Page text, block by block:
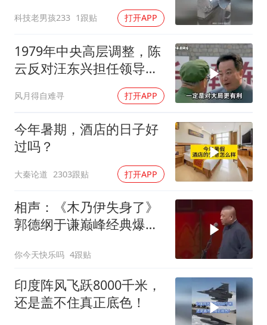
科技老男孩233 1跟贴 打开APP
1979年中央高层调整，陈
云反对汪东兴担任领导职
风月得自难寻 打开APP
今年暑期，酒店的日子好
过吗？
大秦论道 2303跟贴 打开APP
相声：《木乃伊失身了》
郭德纲于谦巅峰经典爆笑
你今天快乐吗 4跟贴
印度阵风飞跃8000千米，
还是盖不住真正底色！